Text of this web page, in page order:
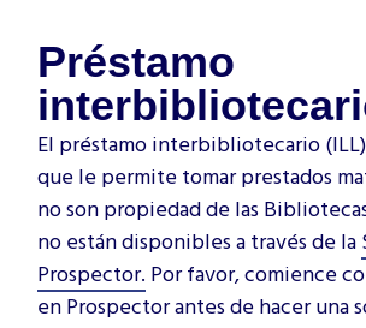
Préstamo
El préstamo interbibliotecario
que le permite tomar prestados
no son propiedad de las
no están disponibles a través de la
Prospector. Por favor, comience
en Prospector antes de hacer una